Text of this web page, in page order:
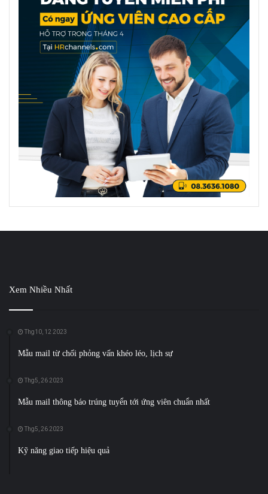
Xem Nhiều Nhất
Thg10, 12 2023
Mẫu mail từ chối phỏng vấn khéo léo, lịch sự
Thg5, 26 2023
Mẫu mail thông báo trúng tuyển tới ứng viên chuẩn nhất
Thg5, 26 2023
Kỹ năng giao tiếp hiệu quả